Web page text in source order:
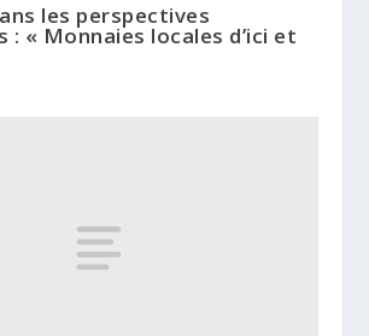
les perspectives
: « Monnaies locales d’ici et